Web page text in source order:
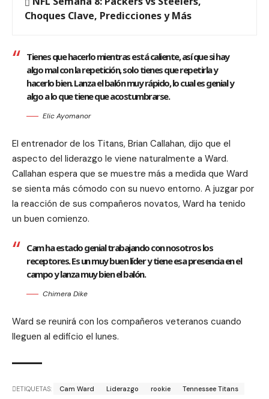
Choques Clave, Predicciones y Más
Tienes que hacerlo mientras está caliente, así que si hay
algo mal con la repetición, solo tienes que repetirla y
hacerlo bien. Lanza el balón muy rápido, lo cual es genial y
algo a lo que tiene que acostumbrarse.
Elic Ayomanor
El entrenador de los Titans, Brian Callahan, dijo que el
aspecto del liderazgo le viene naturalmente a Ward.
Callahan espera que se muestre más a medida que Ward
se sienta más cómodo con su nuevo entorno. A juzgar por
la reacción de sus compañeros novatos, Ward ha tenido
un buen comienzo.
Cam ha estado genial trabajando con nosotros los
receptores. Es un muy buen líder y tiene esa presencia en el
campo y lanza muy bien el balón.
Chimera Dike
Ward se reunirá con los compañeros veteranos cuando
lleguen al edificio el lunes.
ETIQUETAS: Cam Ward Liderazgo rookie Tennessee Titans